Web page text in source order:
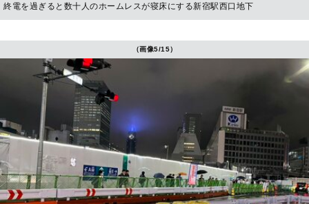
終電を過ぎると数十人のホームレスが寝床にする新宿駅西口地下
（画像5/15）